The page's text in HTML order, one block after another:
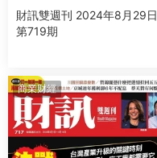
財訊雙週刊 2024年8月29日
第719期
商業财經